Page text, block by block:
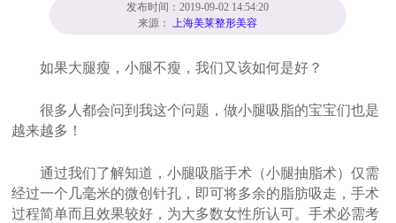
发布时间：2019-09-02 14:54:20
来源：上海美莱整形美容
如果大腿瘦，小腿不瘦，我们又该如何是好？
很多人都会问到我这个问题，做小腿吸脂的宝宝们也是
越来越多！
通过我们了解知道，小腿吸脂手术（小腿抽脂术）仅需
经过一个几毫米的微创针孔，即可将多余的脂肪吸走，手术
过程简单而且效果较好，为大多数女性所认可。手术必需考